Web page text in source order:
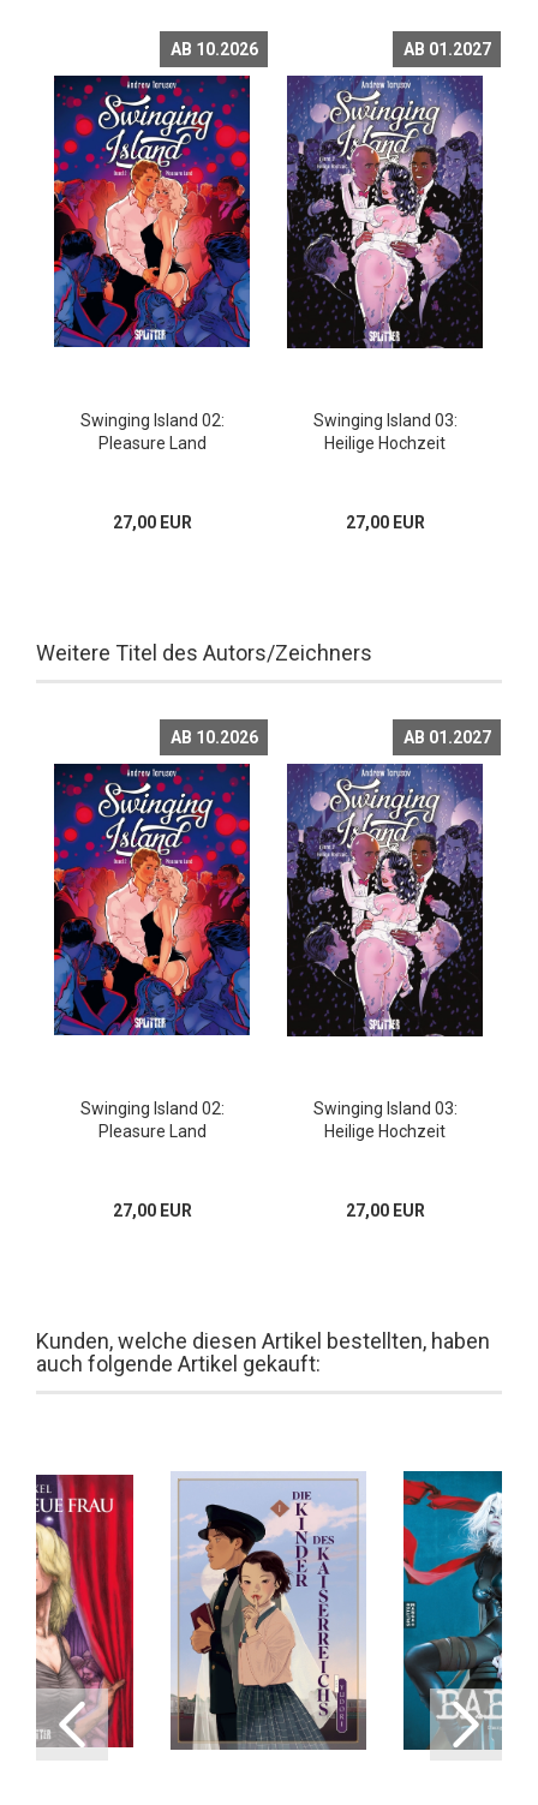
AB 10.2026
Swinging Island 02:
Pleasure Land
27,00 EUR
AB 01.2027
Swinging Island 03:
Heilige Hochzeit
27,00 EUR
Weitere Titel des Autors/Zeichners
AB 10.2026
Swinging Island 02:
Pleasure Land
27,00 EUR
AB 01.2027
Swinging Island 03:
Heilige Hochzeit
27,00 EUR
Kunden, welche diesen Artikel bestellten, haben
auch folgende Artikel gekauft: